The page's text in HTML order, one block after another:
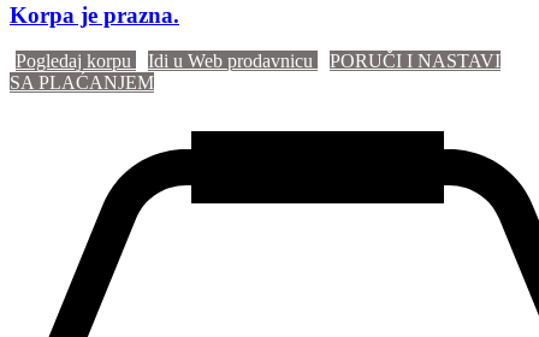
Korpa je prazna.
Pogledaj korpu Idi u Web prodavnicu
PORUČI I NASTAVI
SA PLAĆANJEM